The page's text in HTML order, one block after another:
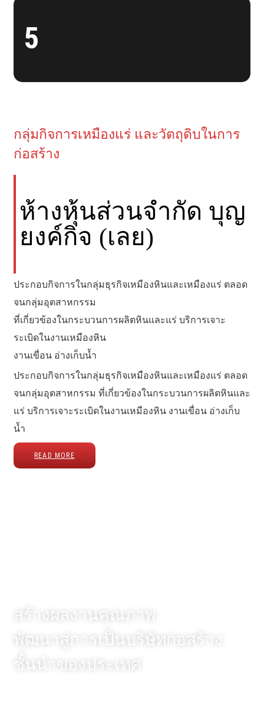
5
กลุ่มกิจการเหมืองแร่ และวัตถุดิบในการ
ก่อสร้าง
ห้างหุ้นส่วนจำกัด บุญ
ยงค์กิจ (เลย)
ประกอบกิจการในกลุ่มธุรกิจเหมืองหินและเหมืองแร่ ตลอด
จนกลุ่มอุตสาหกรรม
ที่เกี่ยวข้องในกระบวนการผลิตหินและแร่ บริการเจาะ
ระเบิดในงานเหมืองหิน
งานเขื่อน อ่างเก็บน้ำ
ประกอบกิจการในกลุ่มธุรกิจเหมืองหินและเหมืองแร่ ตลอด
จนกลุ่มอุตสาหกรรม ที่เกี่ยวข้องในกระบวนการผลิตหินและ
แร่ บริการเจาะระเบิดในงานเหมืองหิน งานเขื่อน อ่างเก็บ
น้ำ
READ MORE
สร้างผลงานคุณภาพ
พัฒนาสู่การเป็นบริษัทก่อสร้าง
ชั้นนำของประเทศ